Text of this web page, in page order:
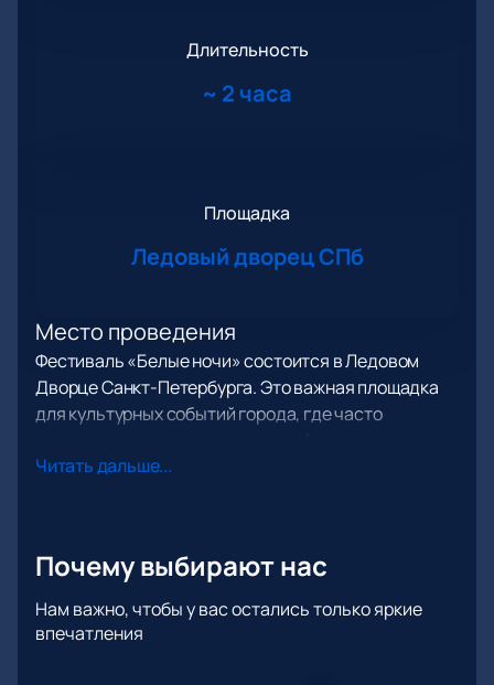
Длительность
~ 2 часа
Площадка
Ледовый дворец СПб
Место проведения
Фестиваль «Белые ночи» состоится в Ледовом
Дворце Санкт-Петербурга. Это важная площадка
для культурных событий города, где часто
Пятилеток, 1, лит. А.
Фестиваль «Белые ночи» собирает известных
артистов страны и создает особую атмосферу для
всех гостей. «Русское Радио» и телеканал РУ.ТВ
приглашают зрителей на два ярких вечера. В
Читать дальше...
Почему выбирают нас
Нам важно, чтобы у вас остались только яркие
впечатления